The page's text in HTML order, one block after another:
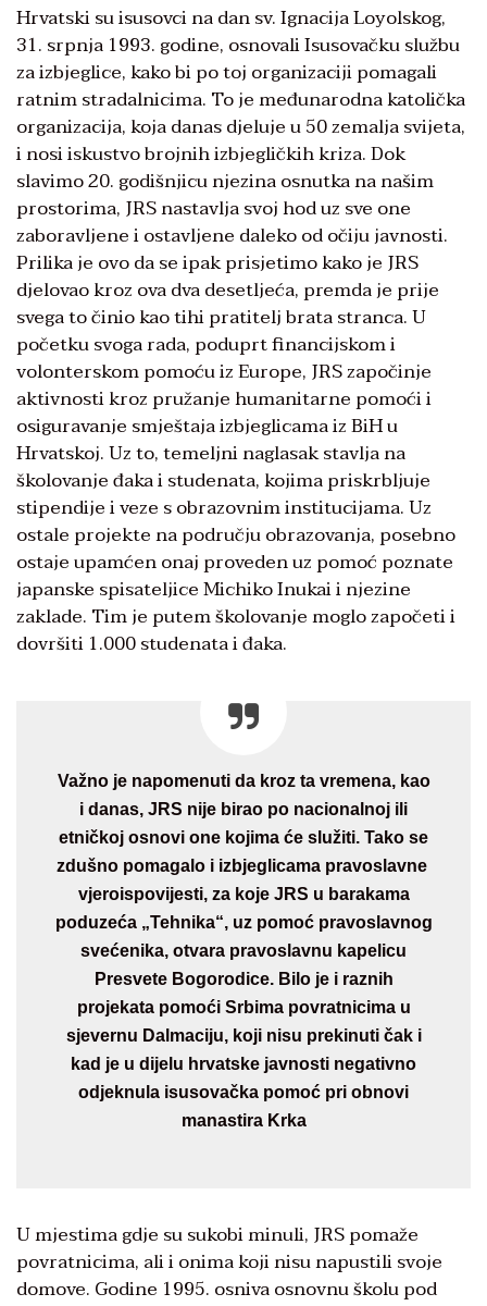
Hrvatski su isusovci na dan sv. Ignacija Loyolskog,
31. srpnja 1993. godine, osnovali Isusovačku službu
za izbjeglice, kako bi po toj organizaciji pomagali
ratnim stradalnicima. To je međunarodna katolička
organizacija, koja danas djeluje u 50 zemalja svijeta,
i nosi iskustvo brojnih izbjegličkih kriza. Dok
slavimo 20. godišnjicu njezina osnutka na našim
prostorima, JRS nastavlja svoj hod uz sve one
zaboravljene i ostavljene daleko od očiju javnosti.
Prilika je ovo da se ipak prisjetimo kako je JRS
djelovao kroz ova dva desetljeća, premda je prije
svega to činio kao tihi pratitelj brata stranca. U
početku svoga rada, poduprt financijskom i
volonterskom pomoću iz Europe, JRS započinje
aktivnosti kroz pružanje humanitarne pomoći i
osiguravanje smještaja izbjeglicama iz BiH u
Hrvatskoj. Uz to, temeljni naglasak stavlja na
školovanje đaka i studenata, kojima priskrbljuje
stipendije i veze s obrazovnim institucijama. Uz
ostale projekte na području obrazovanja, posebno
ostaje upamćen onaj proveden uz pomoć poznate
japanske spisateljice Michiko Inukai i njezine
zaklade. Tim je putem školovanje moglo započeti i
dovršiti 1.000 studenata i đaka.
Važno je napomenuti da kroz ta vremena, kao
i danas, JRS nije birao po nacionalnoj ili
etničkoj osnovi one kojima će služiti. Tako se
zdušno pomagalo i izbjeglicama pravoslavne
vjeroispovijesti, za koje JRS u barakama
poduzeća „Tehnika“, uz pomoć pravoslavnog
svećenika, otvara pravoslavnu kapelicu
Presvete Bogorodice. Bilo je i raznih
projekata pomoći Srbima povratnicima u
sjevernu Dalmaciju, koji nisu prekinuti čak i
kad je u dijelu hrvatske javnosti negativno
odjeknula isusovačka pomoć pri obnovi
manastira Krka
U mjestima gdje su sukobi minuli, JRS pomaže
povratnicima, ali i onima koji nisu napustili svoje
domove. Godine 1995. osniva osnovnu školu pod